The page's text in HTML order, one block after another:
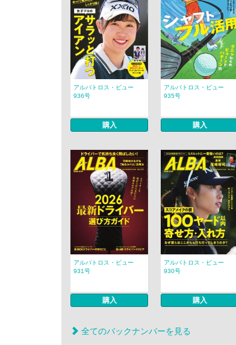
アルバトロス・ビュー
936号
購入
アルバトロス・ビュー
935号
購入
アルバトロス・ビュー
931号
購入
アルバトロス・ビュー
930号
購入
全てのバックナンバーを見る